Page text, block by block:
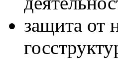
защита от